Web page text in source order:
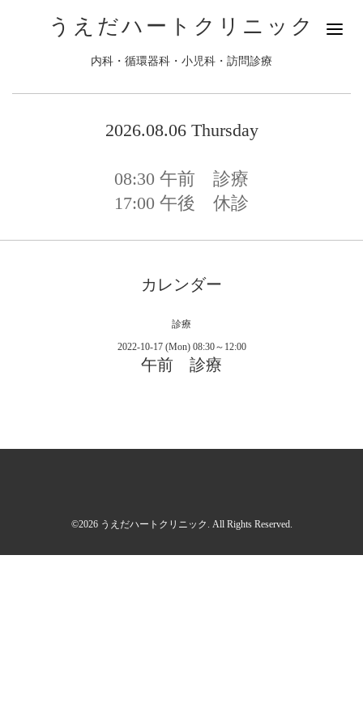
うえだハートクリニック
内科・循環器科・小児科・訪問診療
2026.08.06 Thursday
08:30 午前 診療
17:00 午後 休診
カレンダー
診療
2022-10-17 (Mon) 08:30～12:00
午前 診療
©2026 うえだハートクリニック . All Rights Reserved.